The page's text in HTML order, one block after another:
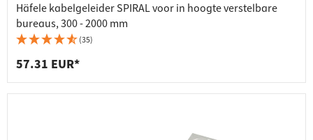
Häfele kabelgeleider SPIRAL voor in hoogte verstelbare
bureaus, 300 - 2000 mm
(35)
57.31 EUR*